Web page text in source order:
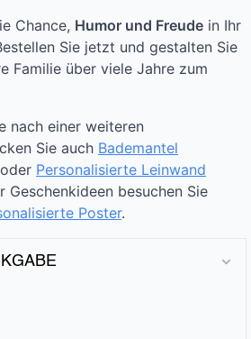
Chance, Humor und Freude in Ihr
Sie jetzt und gestalten Sie
Familie über viele Jahre zum
nach einer weiteren
Sie auch Bademantel
oder Personalisierte Leinwand
Geschenkideen besuchen Sie
Poster.